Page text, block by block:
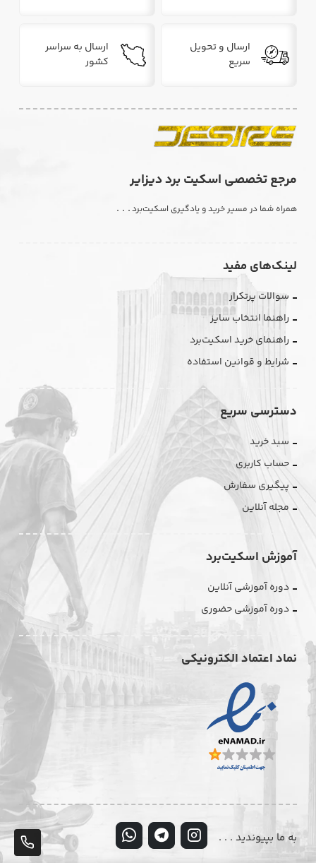
ارسال و تحویل
سریع
ارسال به سراسر
کشور
مرجع تخصصی اسکیت برد دیزایر
همراه شما در مسیر خرید و یادگیری اسکیت‌برد. . .
لینک‌های مفید
سوالات پرتکرار
راهنما انتخاب سایز
راهنمای خرید اسکیت‌برد
شرایط و قوانین استفاده
دسترسی سریع
سبد خرید
حساب کاربری
پیگیری سفارش
مجله آنلاین
آموزش اسکیت‌برد
دوره آموزشی آنلاین
دوره آموزشی حضوری
نماد اعتماد الکترونیکی
به ما بپیوندید . . .